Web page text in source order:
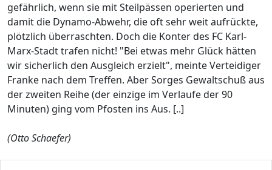
gefährlich, wenn sie mit Steilpässen operierten und
damit die Dynamo-Abwehr, die oft sehr weit aufrückte,
plötzlich überraschten. Doch die Konter des FC Karl-
Marx-Stadt trafen nicht! "Bei etwas mehr Glück hätten
wir sicherlich den Ausgleich erzielt", meinte Verteidiger
Franke nach dem Treffen. Aber Sorges Gewaltschuß aus
der zweiten Reihe (der einzige im Verlaufe der 90
Minuten) ging vom Pfosten ins Aus. [..]
(Otto Schaefer)